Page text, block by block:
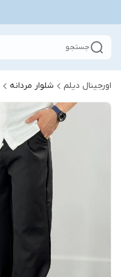
جستجو
اورجینال دیلم شلوار مردانه